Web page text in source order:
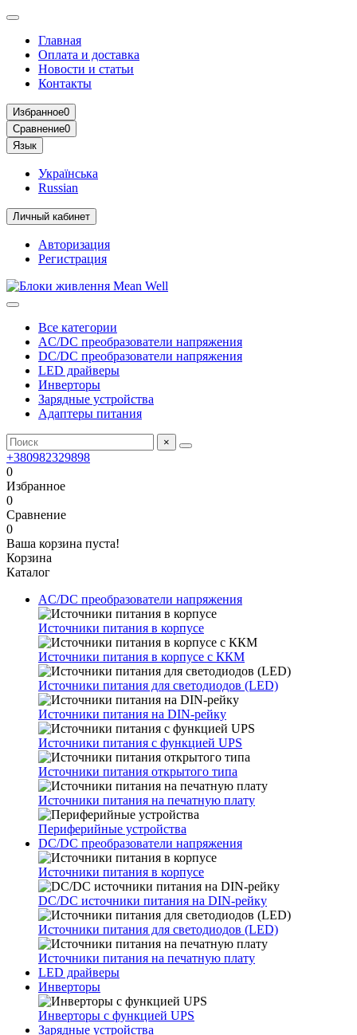
Главная
Оплата и доставка
Новости и статьи
Контакты
Избранное0
Сравнение0
Язык
Українська
Russian
Личный кабинет
Авторизация
Регистрация
Все категории
AC/DC преобразователи напряжения
DC/DC преобразователи напряжения
LED драйверы
Инверторы
Зарядные устройства
Адаптеры питания
×
+380982329898
0
Избранное
0
Сравнение
0
Ваша корзина пуста!
Корзина
Каталог
AC/DC преобразователи напряжения
Источники питания в корпусе
Источники питания в корпусе с ККМ
Источники питания для светодиодов (LED)
Источники питания на DIN-рейку
Источники питания с функцией UPS
Источники питания открытого типа
Источники питания на печатную плату
Периферийные устройства
DC/DC преобразователи напряжения
Источники питания в корпусе
DC/DC источники питания на DIN-рейку
Источники питания для светодиодов (LED)
Источники питания на печатную плату
LED драйверы
Инверторы
Инверторы с функцией UPS
Зарядные устройства